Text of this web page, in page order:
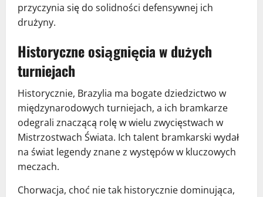
przyczynia się do solidności defensywnej ich
drużyny.
Historyczne osiągnięcia w dużych
turniejach
Historycznie, Brazylia ma bogate dziedzictwo w
międzynarodowych turniejach, a ich bramkarze
odegrali znaczącą rolę w wielu zwycięstwach w
Mistrzostwach Świata. Ich talent bramkarski wydał
na świat legendy znane z występów w kluczowych
meczach.
Chorwacja, choć nie tak historycznie dominująca,